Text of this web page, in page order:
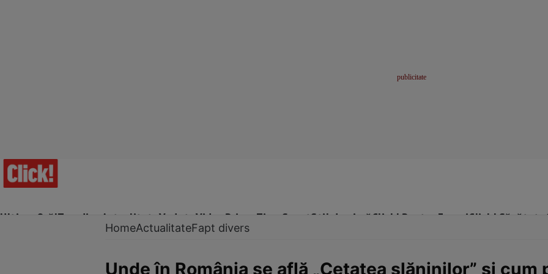
Ultima Oră!Trending Actualitate Vedete Video Prime Time SportStil de viațăClick! Pentru FemeiClick! Sănătate
HomeActualitateFapt divers
Unde în România se află „Cetatea slăninilor” și cum